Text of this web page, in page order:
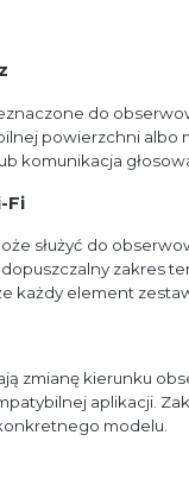
do
powierzchni
komunikacja
Fi
służyć do
zakres
każdy element
zmianę kierunku
aplikacji.
modelu.